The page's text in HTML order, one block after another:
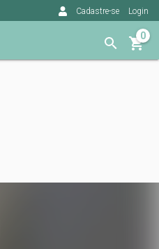
Cadastre-se Login
0